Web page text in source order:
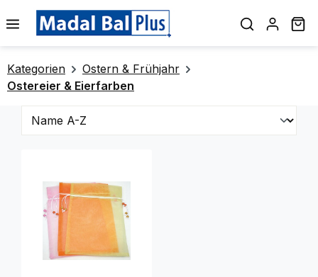
springen
Kategorien
Ostern & Frühjahr
Ostereier & Eierfarben